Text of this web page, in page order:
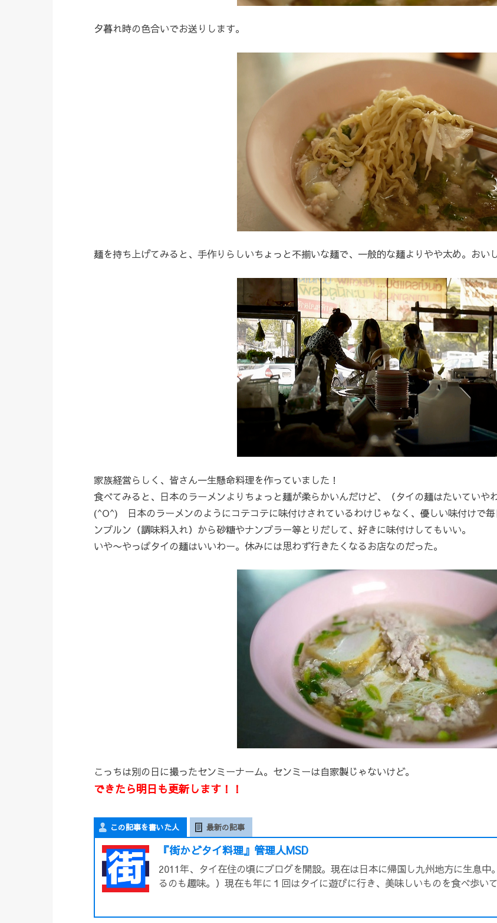
夕暮れ時の色合いでお送りします。
麺を持ち上げてみると、手作りらしいちょっと不揃いな麺で、一般的な麺よりやや太め。おい
家族経営らしく、皆さん一生懸命料理を作っていました！
食べてみると、日本のラーメンよりちょっと麺が柔らかいんだけど、（タイの麺はたいていや
(^O^) 日本のラーメンのようにコテコテに味付けされているわけじゃなく、優しい味付けで
ンプルン（調味料入れ）から砂糖やナンプラー等とりだして、好きに味付けしてもいい。
いや〜やっぱタイの麺はいいわー。休みには思わず行きたくなるお店なのだった。
こっちは別の日に撮ったセンミーナーム。センミーは自家製じゃないけど。
できたら明日も更新します！！
この記事を書いた人 最新の記事
『街かどタイ料理』管理人MSD
2011年、タイ在住の頃にブログを開設。現在は日本に帰国し九州地方に生息
るのも趣味。）現在も年に１回はタイに遊びに行き、美味しいものを食べ歩いて